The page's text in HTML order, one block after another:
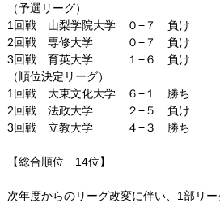
管理者ブログ
OBへのお知らせ
リンク集
（予選リーグ）
1回戦 山梨学院大学 ０−７ 負け
2回戦 専修大学 ０−７ 負け
3回戦 育英大学 １−６ 負け
（順位決定リーグ）
1回戦 大東文化大学 ６−１ 勝ち
2回戦 法政大学 ２−５ 負け
3回戦 立教大学 ４−３ 勝ち
【総合順位 14位】
次年度からのリーグ改変に伴い、1部リー